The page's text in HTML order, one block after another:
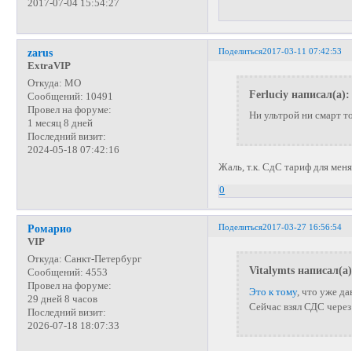
2017-07-04 15:54:27
Поделиться2017-03-11 07:42:53
zarus
ExtraVIP
Откуда: МО
Сообщений: 10491
Провел на форуме:
1 месяц 8 дней
Последний визит:
2024-05-18 07:42:16
Ferluciy написал(а):
Ни ультрой ни смарт
Жаль, т.к. СдС тариф для
0
Поделиться2017-03-27 16:56:54
Ромарио
VIP
Откуда: Санкт-Петербург
Сообщений: 4553
Провел на форуме:
29 дней 8 часов
Последний визит:
2026-07-18 18:07:33
Vitalymts
Это к тому, что уже
Сейчас взял СДС